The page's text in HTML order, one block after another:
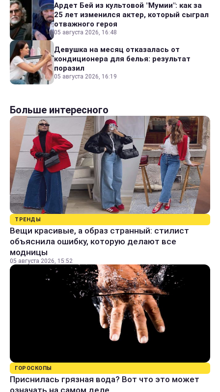
Ардет Бей из культовой "Мумии": как за
25 лет изменился актер, который сыграл
отважного героя
05 августа 2026, 16:48
Девушка на месяц отказалась от
кондиционера для белья: результат
поразил
05 августа 2026, 16:19
Больше интересного
ТРЕНДЫ
Вещи красивые, а образ странный: стилист
объяснила ошибку, которую делают все
модницы
05 августа 2026, 15:52
ГОРОСКОПЫ
Приснилась грязная вода? Вот что это может